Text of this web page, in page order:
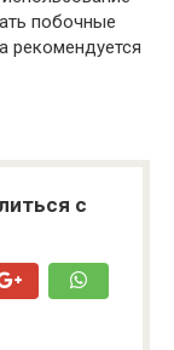
побочные
рекомендуется
с